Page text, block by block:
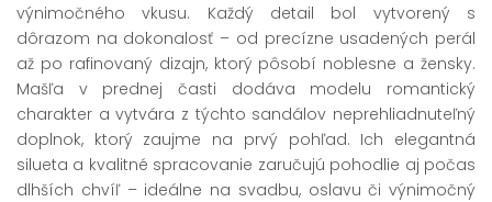
výnimočného vkusu. Každý detail bol vytvorený s
dôrazom na dokonalosť – od precízne usadených perál
až po rafinovaný dizajn, ktorý pôsobí noblesne a žensky.
Mašľa v prednej časti dodáva modelu romantický
charakter a vytvára z týchto sandálov neprehliadnuteľný
doplnok, ktorý zaujme na prvý pohľad. Ich elegantná
silueta a kvalitné spracovanie zaručujú pohodlie aj počas
dlhších chvíľ – ideálne na svadbu, oslavu či výnimočný